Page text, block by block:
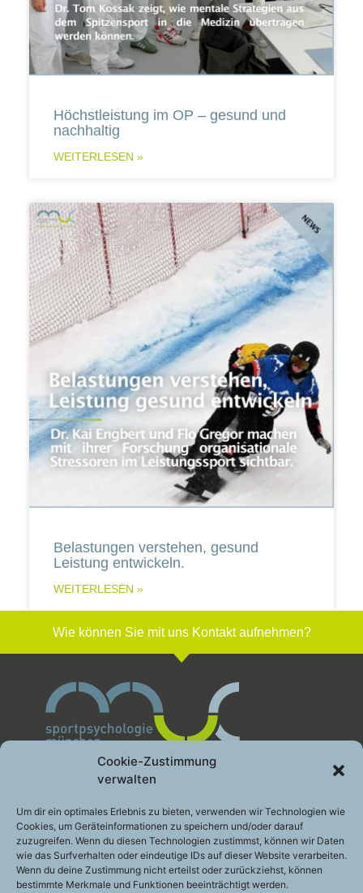
Cookie-Zustimmung
verwalten
Um dir ein optimales Erlebnis zu bieten, verwenden wir Technologien wie
Cookies, um Geräteinformationen zu speichern und/oder darauf
zuzugreifen. Wenn du diesen Technologien zustimmst, können wir Daten
wie das Surfverhalten oder eindeutige IDs auf dieser Website verarbeiten.
Wenn du deine Zustimmung nicht erteilst oder zurückziehst, können
bestimmte Merkmale und Funktionen beeinträchtigt werden.
Höchstleistung im OP – gesund und
nachhaltig
WEITERLESEN »
Belastungen verstehen, gesund
Leistung entwickeln.
WEITERLESEN »
Wie können Sie mit uns Kontakt aufnehmen?
Sportpsychologie München GbR
Leistung gesund entwickeln
Engelhardstraße 10a
81369 München